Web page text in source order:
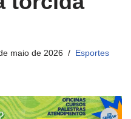
maio de 2026 Esportes